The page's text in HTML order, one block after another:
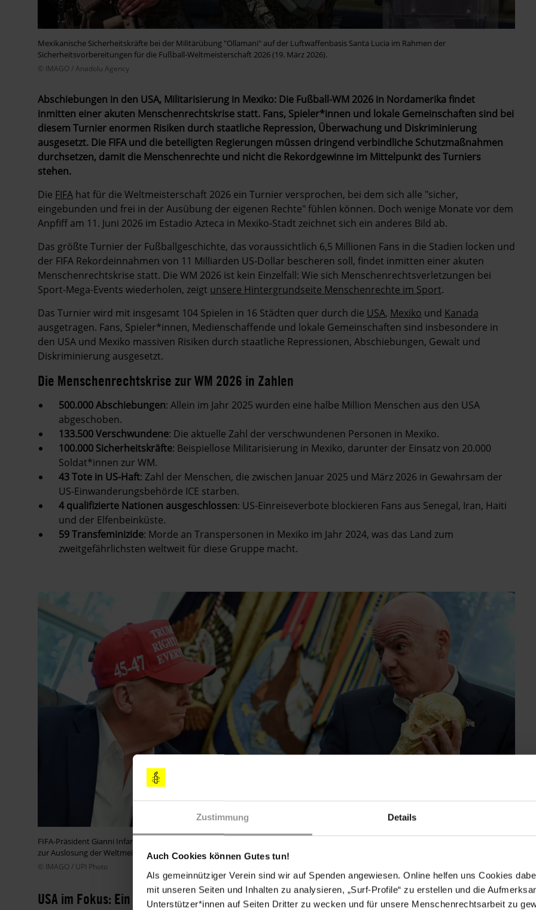
Zustimmung Details
Auch Cookies können Gutes tun!
Als gemeinnütziger Verein sind wir auf Spenden angewiesen. Online helfen uns Cookies
mit unseren Seiten und Inhalten zu analysieren, „Surf-Profile“ zu erstellen und die
Unterstützer*innen auf Seiten Dritter zu wecken und für unsere Menschenrechtsarbeit zu
Mexikanische Sicherheitskräfte bei der Militärübung "Ollamani" auf der Luftwaffenbasis Santa Lucia im Rahmen der
Sicherheitsvorbereitungen für die Fußball-Weltmeisterschaft 2026 (19. März 2026).
© IMAGO / Anadolu Agency
Abschiebungen in den USA, Militarisierung in Mexiko: Die Fußball-WM 2026 in Nordamerika findet
inmitten einer akuten Menschenrechtskrise statt. Fans, Spieler*innen und lokale Gemeinschaften sind bei
diesem Turnier enormen Risiken durch staatliche Repression, Überwachung und Diskriminierung
ausgesetzt. Die FIFA und die beteiligten Regierungen müssen dringend verbindliche Schutzmaßnahmen
durchsetzen, damit die Menschenrechte und nicht die Rekordgewinne im Mittelpunkt des Turniers
stehen.
Die FIFA hat für die Weltmeisterschaft 2026 ein Turnier versprochen, bei dem sich alle "sicher,
eingebunden und frei in der Ausübung der eigenen Rechte" fühlen können. Doch wenige Monate vor dem
Anpfiff am 11. Juni 2026 im Estadio Azteca in Mexiko-Stadt zeichnet sich ein anderes Bild ab.
Das größte Turnier der Fußballgeschichte, das voraussichtlich 6,5 Millionen Fans in die Stadien locken und
der FIFA Rekordeinnahmen von 11 Milliarden US-Dollar bescheren soll, findet inmitten einer akuten
Menschenrechtskrise statt. Die WM 2026 ist kein Einzelfall: Wie sich Menschenrechtsverletzungen bei
Sport-Mega-Events wiederholen, zeigt unsere Hintergrundseite Menschenrechte im Sport.
Das Turnier wird mit insgesamt 104 Spielen in 16 Städten quer durch die USA, Mexiko und Kanada
ausgetragen. Fans, Spieler*innen, Medienschaffende und lokale Gemeinschaften sind insbesondere in
den USA und Mexiko massiven Risiken durch staatliche Repressionen, Abschiebungen, Gewalt und
Diskriminierung ausgesetzt.
Die Menschenrechtskrise zur WM 2026 in Zahlen
500.000 Abschiebungen: Allein im Jahr 2025 wurden eine halbe Million Menschen aus den USA
abgeschoben.
133.500 Verschwundene: Die aktuelle Zahl der verschwundenen Personen in Mexiko.
100.000 Sicherheitskräfte: Beispiellose Militarisierung in Mexiko, darunter der Einsatz von 20.000
Soldat*innen zur WM.
43 Tote in US-Haft: Zahl der Menschen, die zwischen Januar 2025 und März 2026 in Gewahrsam der
US-Einwanderungsbehörde ICE starben.
4 qualifizierte Nationen ausgeschlossen: US-Einreiseverbote blockieren Fans aus Senegal, Iran, Haiti
und der Elfenbeinküste.
59 Transfeminizide: Morde an Transpersonen in Mexiko im Jahr 2024, was das Land zum
zweitgefährlichsten weltweit für diese Gruppe macht.
FIFA-Präsident Gianni Infantino präsentiert US-Präsident Donald Trump im Weißen Haus den WM-Pokal im Rahmen der Ankündigung
zur Auslosung der Weltmeisterschaft 2026 (22. August 2025).
© IMAGO / UPI Photo
USA im Fokus: Ein Menschenrechtsnotstand